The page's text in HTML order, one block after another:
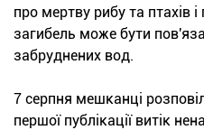
про мертву рибу та птахів
загибель може бути
забруднених вод.
7 серпня мешканці
першої публікації витік